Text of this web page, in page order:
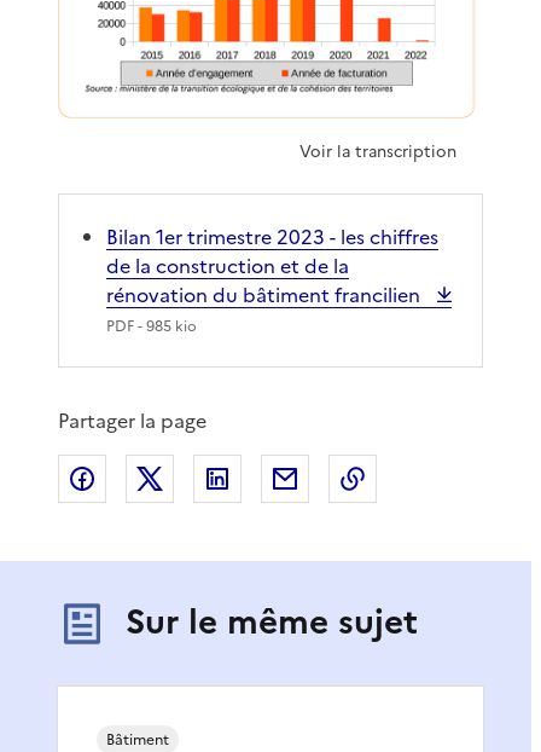
Voir la transcription
Bilan 1er trimestre 2023 - les chiffres
de la construction et de la
rénovation du bâtiment francilien
PDF- 985 kio
Partager la page
Partager sur Facebook
Partager sur XPartager sur LinkedIn
Partager par email
Sur le même sujet
Bâtiment